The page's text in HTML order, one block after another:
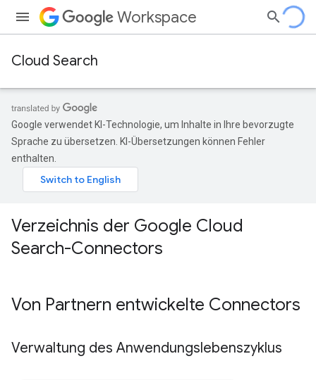
Workspace
Cloud Search
Google verwendet KI-Technologie, um Inhalte in Ihre bevorzugte
Sprache zu übersetzen. KI-Übersetzungen können Fehler
enthalten.
Verzeichnis der Google Cloud
Search-Connectors
Von Partnern entwickelte Connectors
Verwaltung des Anwendungslebenszyklus